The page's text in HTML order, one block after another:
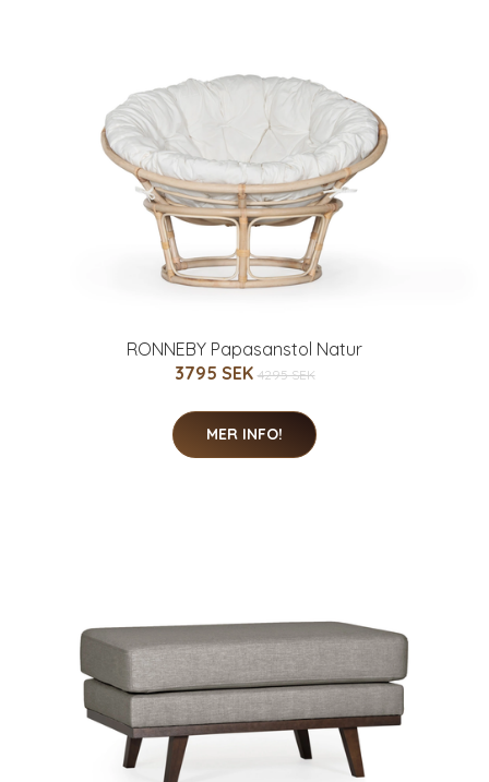
RONNEBY Papasanstol Natur
3795 SEK 4295 SEK
MER INFO!